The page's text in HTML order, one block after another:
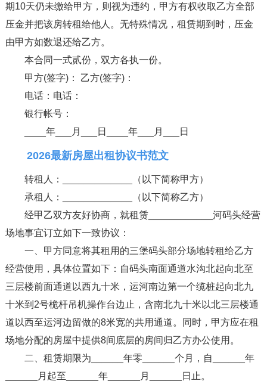
期10天仍未缴给甲方，则视为违约，甲方有权收取乙方全部
压金并把该房转租给他人。无特殊情况，租赁期到时，压金
由甲方如数退还给乙方。
本合同一式贰份，双方各执一份。
甲方(签字)： 乙方(签字)：
电话：电话：
银行帐号：
____年___月___日____年___月___日
2026最新房屋出租协议书范文
转租人：_____________（以下简称甲方）
承租人：_____________（以下简称乙方）
经甲乙双方友好协商，就租赁____________河码头经营
场地事宜订立如下一致协议：
一、甲方同意将其租用的三堡码头部分场地转租给乙方
经营使用，具体位置如下：自码头南面通道水沟北起向北至
三层楼前面通道以西九十米，运河南边第一个缆桩起向北九
十米到2号桅杆吊机操作台边止，含南北九十米以北三层楼通
道以西至运河边留做的8米宽的共用通道。同时，甲方应在租
场地分配的房屋中提供8间底层的房间归乙方办公使用。
二、租赁期限为______年零______个月，自______年
______月起至______年______月______日止。